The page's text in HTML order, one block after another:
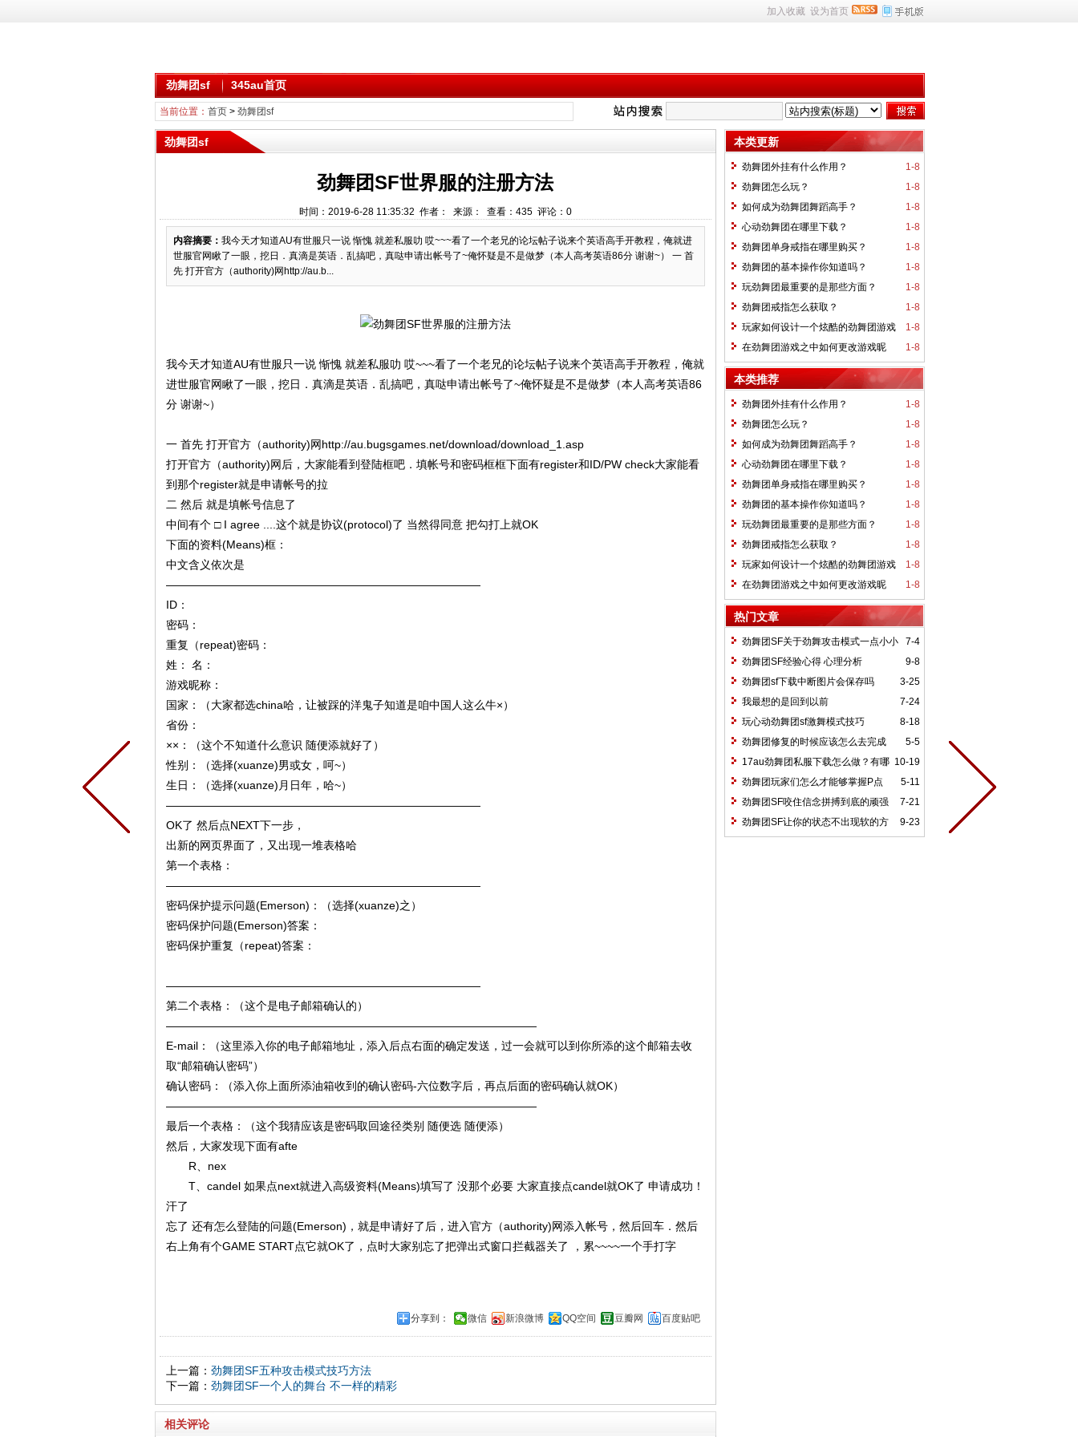
加入收藏 设为首页
劲舞团sf 345au首页
当前位置： 首页> 劲舞团sf
劲舞团sf
劲舞团SF世界服的注册方法
时间：2019-6-28 11:35:32 作者： 来源： 查看： 435评论： 0
内容摘要： 我今天才知道AU有世服只一说 惭愧 就差私服叻 哎~~~看了一个老兄的论坛帖子说来个英语高手开教程，俺就进
世服官网瞅了一眼，挖日．真滴是英语．乱搞吧，真哒申请出帐号了~俺怀疑是不是做梦（本人高考英语86分 谢谢~） 一 首
先 打开官方（authority)网http://au.b...
我今天才知道AU有世服只一说 惭愧 就差私服叻 哎~~~看了一个老兄的论坛帖子说来个英语高手开教程，俺就
进世服官网瞅了一眼，挖日．真滴是英语．乱搞吧，真哒申请出帐号了~俺怀疑是不是做梦（本人高考英语86
分 谢谢~）
一 首先 打开官方（authority)网http://au.bugsgames.net/download/download_1.asp
打开官方（authority)网后，大家能看到登陆框吧．填帐号和密码框框下面有register和ID/PW check大家能看
到那个register就是申请帐号的拉
二 然后 就是填帐号信息了
中间有个 □ I agree ....这个就是协议(protocol)了 当然得同意 把勾打上就OK
下面的资料(Means)框：
中文含义依次是
————————————————————————————
ID：
密码：
重复（repeat)密码：
姓： 名：
游戏昵称：
国家：（大家都选china哈，让被踩的洋鬼子知道是咱中国人这么牛×）
省份：
××：（这个不知道什么意识 随便添就好了）
性别：（选择(xuanze)男或女，呵~）
生日：（选择(xuanze)月日年，哈~）
————————————————————————————
OK了 然后点NEXT下一步，
出新的网页界面了，又出现一堆表格哈
第一个表格：
————————————————————————————
密码保护提示问题(Emerson)：（选择(xuanze)之）
密码保护问题(Emerson)答案：
密码保护重复（repeat)答案：
————————————————————————————
第二个表格：（这个是电子邮箱确认的）
—————————————————————————————————
E-mail：（这里添入你的电子邮箱地址，添入后点右面的确定发送，过一会就可以到你所添的这个邮箱去收
取“邮箱确认密码”）
确认密码：（添入你上面所添油箱收到的确认密码-六位数字后，再点后面的密码确认就OK）
—————————————————————————————————
最后一个表格：（这个我猜应该是密码取回途径类别 随便选 随便添）
然后，大家发现下面有afte
R、nex
T、candel 如果点next就进入高级资料(Means)填写了 没那个必要 大家直接点candel就OK了 申请成功！
汗了
忘了 还有怎么登陆的问题(Emerson)，就是申请好了后，进入官方（authority)网添入帐号，然后回车．然后
右上角有个GAME START点它就OK了，点时大家别忘了把弹出式窗口拦截器关了 ，累~~~~一个手打字
分享到： 微信 新浪微博 QQ空间 豆瓣网 百度贴吧
上一篇： 劲舞团SF五种攻击模式技巧方法
下一篇： 劲舞团SF一个人的舞台 不一样的精彩
相关评论
本类更新
1-8
劲舞团外挂有什么作用？
1-8
劲舞团怎么玩？
1-8
如何成为劲舞团舞蹈高手？
1-8
心动劲舞团在哪里下载？
1-8
劲舞团单身戒指在哪里购买？
1-8
劲舞团的基本操作你知道吗？
1-8
玩劲舞团最重要的是那些方面？
1-8
劲舞团戒指怎么获取？
1-8
玩家如何设计一个炫酷的劲舞团游戏
昵称
1-8
在劲舞团游戏之中如何更改游戏昵
称？
本类推荐
1-8
劲舞团外挂有什么作用？
1-8
劲舞团怎么玩？
1-8
如何成为劲舞团舞蹈高手？
1-8
心动劲舞团在哪里下载？
1-8
劲舞团单身戒指在哪里购买？
1-8
劲舞团的基本操作你知道吗？
1-8
玩劲舞团最重要的是那些方面？
1-8
劲舞团戒指怎么获取？
1-8
玩家如何设计一个炫酷的劲舞团游戏
昵称
1-8
在劲舞团游戏之中如何更改游戏昵
称？
热门文章
7-4
劲舞团SF关于劲舞攻击模式一点小小
研究
9-8
劲舞团SF经验心得 心理分析
3-25
劲舞团sf下载中断图片会保存吗
7-24
我最想的是回到以前
8-18
玩心动劲舞团sf激舞模式技巧
5-5
劲舞团修复的时候应该怎么去完成
10-19
17au劲舞团私服下载怎么做？有哪
些须知事项？
5-11
劲舞团玩家们怎么才能够掌握P点
7-21
劲舞团SF咬住信念拼搏到底的顽强
精神
9-23
劲舞团SF让你的状态不出现软的方